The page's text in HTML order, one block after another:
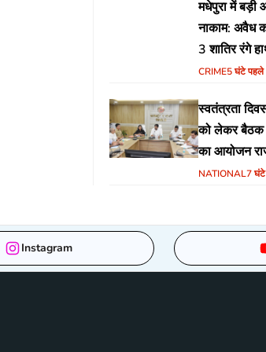
मधेपुरा में बड़ी
नाकाम: अवैध
3 शातिर रंगे
CRIME5 घंटे पहले
स्वतंत्रता
को लेकर बैठक
का आयोजन
स्टेडियम बैढ़न में
NATIONAL7
Instagram